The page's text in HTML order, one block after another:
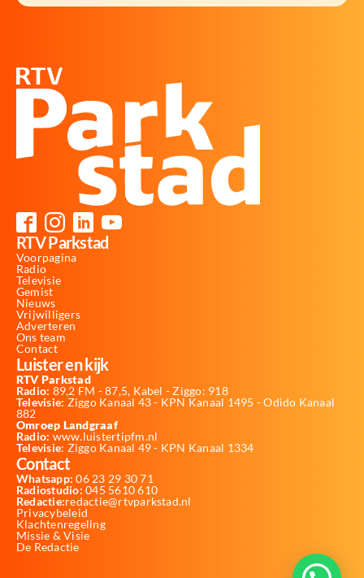
RTV Parkstad
Voorpagina
Radio
Televisie
Gemist
Nieuws
Vrijwilligers
Adverteren
Ons team
Contact
Luister en kijk
RTV Parkstad
Radio: 89,2 FM - 87,5, Kabel - Ziggo: 918
Televisie: Ziggo Kanaal 43 - KPN Kanaal 1495 - Odido Kanaal
882
Omroep Landgraaf
Radio: www.luistertipfm.nl
Televisie: Ziggo Kanaal 49 - KPN Kanaal 1334
Contact
Whatsapp: 06 23 29 30 71
Radiostudio: 045 5610 610
Redactie:redactie@rtvparkstad.nl
Privacybeleid
Klachtenregeling
Missie & Visie
De Redactie